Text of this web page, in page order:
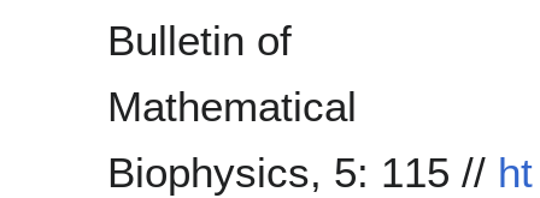
Bulletin of
Mathematical
Biophysics, 5: 115 // ht